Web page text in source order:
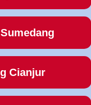
Cianjur